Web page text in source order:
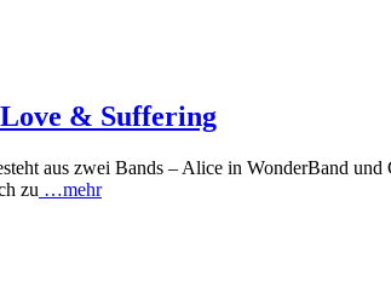
Love & Suffering
aus zwei Bands – Alice in WonderBand
zu …mehr